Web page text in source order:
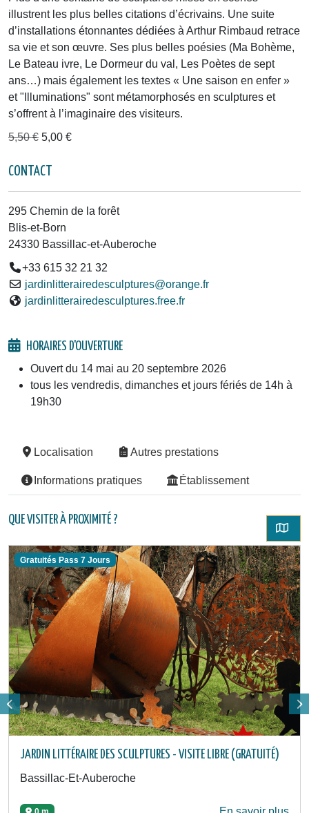
illustrent les plus belles citations d’écrivains. Une suite
d’installations étonnantes dédiées à Arthur Rimbaud retrace
sa vie et son œuvre. Ses plus belles poésies (Ma Bohème,
Le Bateau ivre, Le Dormeur du val, Les Poètes de sept
ans…) mais également les textes « Une saison en enfer »
et "Illuminations" sont métamorphosés en sculptures et
s’offrent à l’imaginaire des visiteurs.
5,50 € 5,00 €
CONTACT
295 Chemin de la forêt
Blis-et-Born
24330 Bassillac-et-Auberoche
+33 615 32 21 32
jardinlitterairedesculptures@orange.fr
jardinlitterairedesculptures.free.fr
HORAIRES D'OUVERTURE
Ouvert du 14 mai au 20 septembre 2026
tous les vendredis, dimanches et jours fériés de 14h à
19h30
Localisation Autres prestations
Informations pratiques Établissement
QUE VISITER À PROXIMITÉ ?
Gratuités Pass 7 Jours
JARDIN LITTÉRAIRE DES SCULPTURES - VISITE LIBRE (GRATUITÉ)
Bassillac-Et-Auberoche